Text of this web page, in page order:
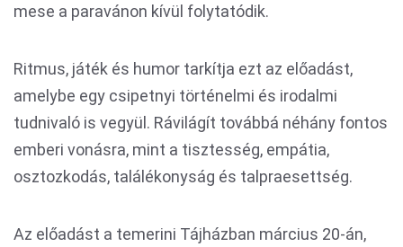
mese a paravánon kívül folytatódik.
Ritmus, játék és humor tarkítja ezt az előadást,
amelybe egy csipetnyi történelmi és irodalmi
tudnivaló is vegyül. Rávilágít továbbá néhány fontos
emberi vonásra, mint a tisztesség, empátia,
osztozkodás, találékonyság és talpraesettség.
Az előadást a temerini Tájházban március 20-án,